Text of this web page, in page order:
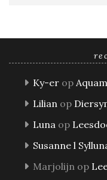
Ky-er op
Lilian op
Luna op
Susanne l
Marjolijn op